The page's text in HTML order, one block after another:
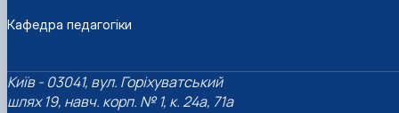
Кафедра педагогіки
Київ - 03041, вул. Горіхуватський
шлях 19, навч. корп. № 1, к. 24а, 71а